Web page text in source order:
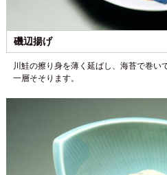
磯辺揚げ
川鮭の擦り身を薄く延ばし、海苔で巻い
一層そそります。